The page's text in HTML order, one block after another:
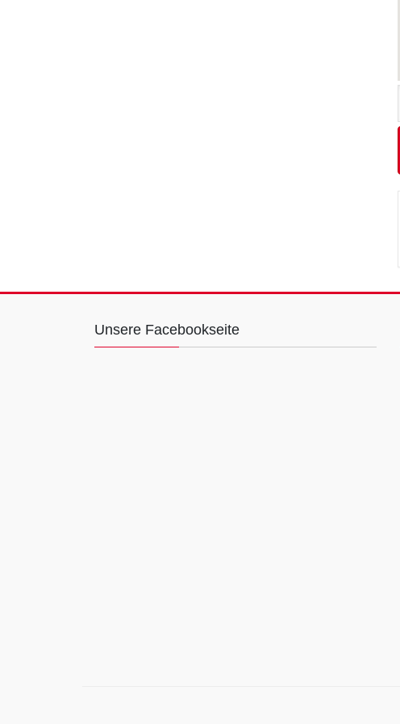
Unsere Facebookseite